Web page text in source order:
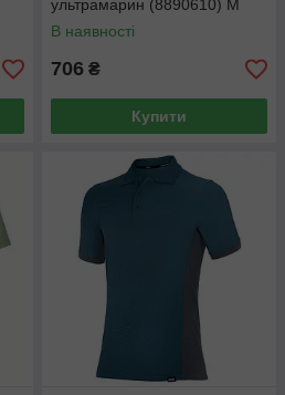
ультрамарин (8890610) M
В наявності
706 ₴
Купити